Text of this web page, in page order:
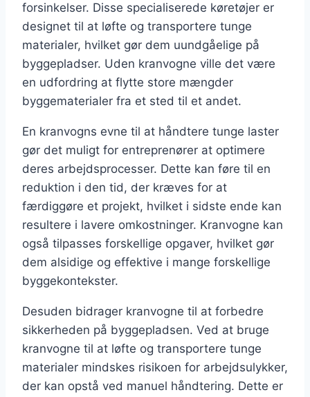
forsinkelser. Disse specialiserede køretøjer er
designet til at løfte og transportere tunge
materialer, hvilket gør dem uundgåelige på
byggepladser. Uden kranvogne ville det være
en udfordring at flytte store mængder
byggematerialer fra et sted til et andet.
En kranvogns evne til at håndtere tunge laster
gør det muligt for entreprenører at optimere
deres arbejdsprocesser. Dette kan føre til en
reduktion i den tid, der kræves for at
færdiggøre et projekt, hvilket i sidste ende kan
resultere i lavere omkostninger. Kranvogne kan
også tilpasses forskellige opgaver, hvilket gør
dem alsidige og effektive i mange forskellige
byggekontekster.
Desuden bidrager kranvogne til at forbedre
sikkerheden på byggepladsen. Ved at bruge
kranvogne til at løfte og transportere tunge
materialer mindskes risikoen for arbejdsulykker,
der kan opstå ved manuel håndtering. Dette er